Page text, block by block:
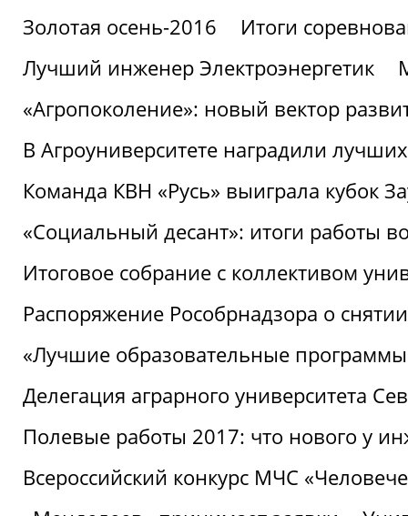
Золотая осень-2016
Итоги
Лучший инженер Электроэнергетик
«Агропоколение»: новый вектор
В Агроуниверситете наградили
Команда КВН «Русь» выиграла кубок
«Социальный десант»: итоги работы
Итоговое собрание с коллективом
Распоряжение Рособрнадзора о
«Лучшие образовательные
Делегация аграрного университета
Полевые работы 2017: что нового у
Всероссийский конкурс МЧС